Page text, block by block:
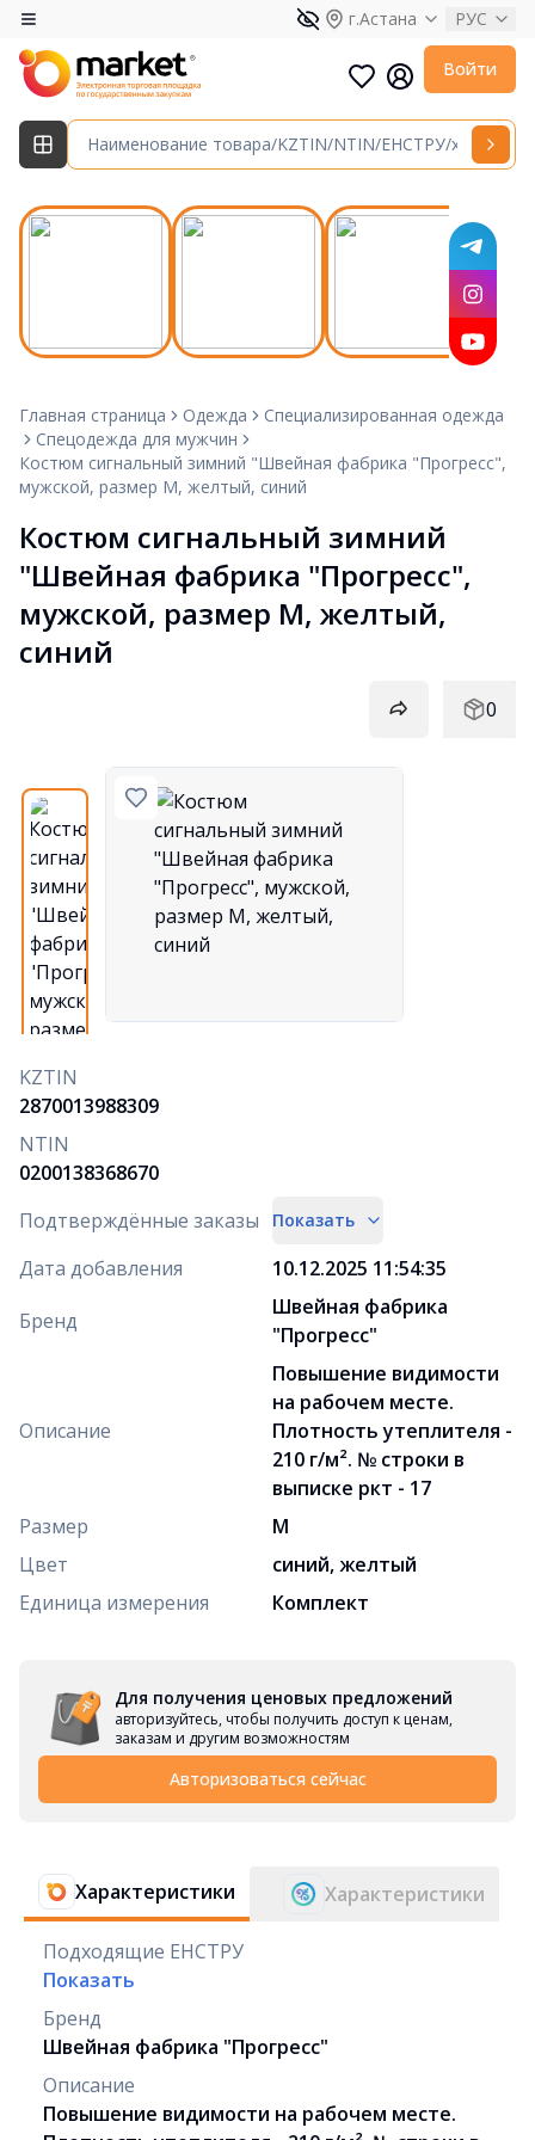
г.Астана РУС
Войти
Главная страница Одежда
Специализированная одежда
Спецодежда для мужчин
Костюм сигнальный зимний "Швейная фабрика "Прогресс",
мужской, размер М, желтый, синий
Костюм сигнальный зимний
"Швейная фабрика "Прогресс",
мужской, размер М, желтый,
синий
0
KZTIN
2870013988309
NTIN
0200138368670
Подтверждённые заказы
Показать
Дата добавления
10.12.2025 11:54:35
Бренд
Швейная фабрика
"Прогресс"
Описание
Повышение видимости
на рабочем месте.
Плотность утеплителя -
210 г/м². № строки в
выписке ркт - 17
Размер
M
Цвет
синий, желтый
Единица измерения
Комплект
Для получения ценовых предложений
авторизуйтесь, чтобы получить доступ к ценам,
заказам и другим возможностям
Авторизоваться сейчас
Характеристики Характеристики
Подходящие ЕНСТРУ
Показать
Бренд
Швейная фабрика "Прогресс"
Описание
Повышение видимости на рабочем месте.